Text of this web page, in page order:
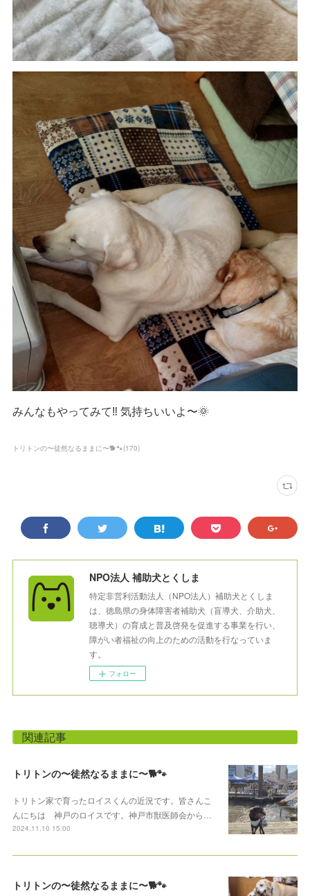
みんなもやってみて‼️ 気持ちいいよ〜🌞
トリトンの〜徒然なるままに〜🐕🐾(170)
NPO法人 補助犬とくしま
特定非営利活動法人（NPO法人）補助犬とくしま
は、徳島県の身体障害者補助犬（盲導犬、介助犬、
聴導犬）の育成と普及啓発を促進する事業を行い、
障がい者福祉の向上のための活動を行なっていま
す。
フォロー
関連記事
トリトンの〜徒然なるままに〜🐕🐾
トリトン家で育ったロイスくんの近況です。皆さんこ
んにちは 神戸のロイスです。神戸市獣医師会から…
2024.11.10 15:00
トリトンの〜徒然なるままに〜🐕🐾